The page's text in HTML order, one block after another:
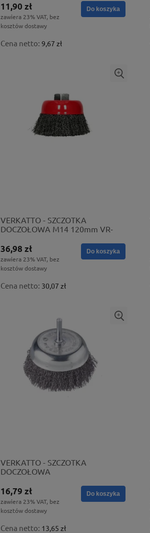
11,90 zł
zawiera 23% VAT, bez
kosztów dostawy
Cena netto: 9,67 zł
Do koszyka
VERKATTO - SZCZOTKA
DOCZOŁOWA M14 120mm VR-
36,98 zł
zawiera 23% VAT, bez
kosztów dostawy
Cena netto: 30,07 zł
Do koszyka
VERKATTO - SZCZOTKA
DOCZOŁOWA
16,79 zł
zawiera 23% VAT, bez
kosztów dostawy
Cena netto: 13,65 zł
Do koszyka